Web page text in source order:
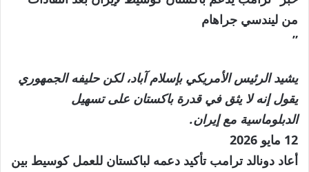
من ليندسي جراهام
”
يشيد الرئيس الأمريكي بإسلام آباد، لكن حليفه الجمهوري
يقول إنه لا يثق في قدرة باكستان على تسهيل
الدبلوماسية مع إيران.
نُشرت
في
12 مايو 2026
أعاد دونالد ترامب تأكيد دعمه لباكستان للعمل كوسيط بين